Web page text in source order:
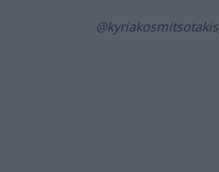
@kyriakosmitsotakis_